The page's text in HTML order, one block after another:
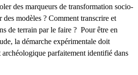
des marqueurs de transformation socio-
des modèles ? Comment transcrire et
de terrain par le faire ? Pour être en
la démarche expérimentale doit
archéologique parfaitement identifié dans